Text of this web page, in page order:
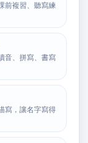
前複習、聽寫練
音、拼寫、書寫
寫，讓名字寫得